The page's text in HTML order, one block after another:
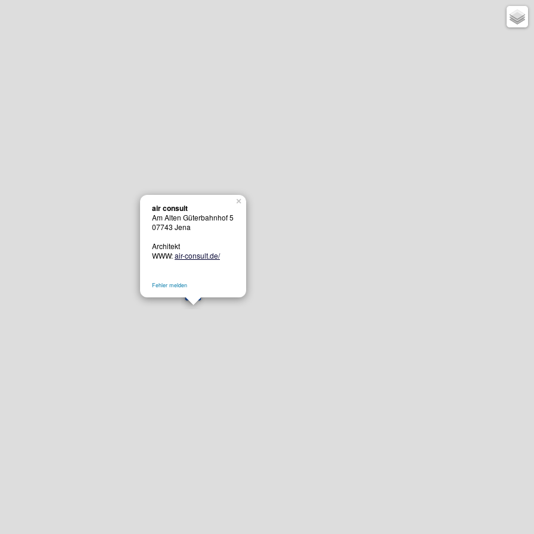
×
air consult
Am Alten Güterbahnhof 5
07743 Jena
Architekt
WWW:air-consult.de/
Fehler melden